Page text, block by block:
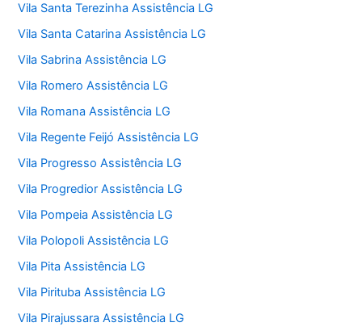
Vila Santa Terezinha Assistência LG
Vila Santa Catarina Assistência LG
Vila Sabrina Assistência LG
Vila Romero Assistência LG
Vila Romana Assistência LG
Vila Regente Feijó Assistência LG
Vila Progresso Assistência LG
Vila Progredior Assistência LG
Vila Pompeia Assistência LG
Vila Polopoli Assistência LG
Vila Pita Assistência LG
Vila Pirituba Assistência LG
Vila Pirajussara Assistência LG